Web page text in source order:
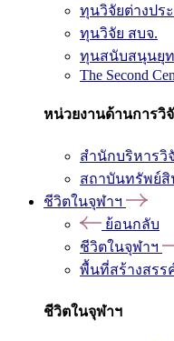
ทุนวิจัยต่างปร
ทุนวิจัย สบจ.
ทุนสนับสนุนยุท
The Second
หน่วยงานด้านการวิ
สำนักบริหารวิ
สถาบันทรัพย์
ชีวิตในจุฬาฯ
ย้อนกลับ
ชีวิตในจุฬาฯ
พื้นที่สร้างสรร
ชีวิตในจุฬาฯ